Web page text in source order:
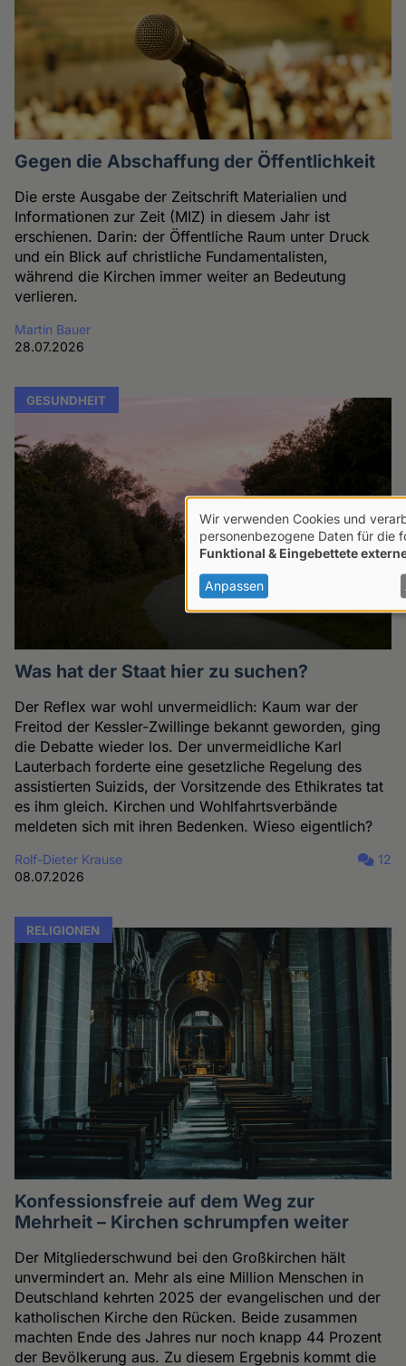
Gegen die Abschaffung der Öffentlichkeit
Die erste Ausgabe der Zeitschrift Materialien und
Informationen zur Zeit (MIZ) in diesem Jahr ist
erschienen. Darin: der Öffentliche Raum unter Druck
und ein Blick auf christliche Fundamentalisten,
während die Kirchen immer weiter an Bedeutung
verlieren.
Martin Bauer
28.07.2026
GESUNDHEIT
Was hat der Staat hier zu suchen?
Der Reflex war wohl unvermeidlich: Kaum war der
Freitod der Kessler-Zwillinge bekannt geworden, ging
die Debatte wieder los. Der unvermeidliche Karl
Lauterbach forderte eine gesetzliche Regelung des
assistierten Suizids, der Vorsitzende des Ethikrates tat
es ihm gleich. Kirchen und Wohlfahrtsverbände
meldeten sich mit ihren Bedenken. Wieso eigentlich?
Rolf-Dieter Krause
08.07.2026
12
RELIGIONEN
Konfessionsfreie auf dem Weg zur
Mehrheit – Kirchen schrumpfen weiter
Der Mitgliederschwund bei den Großkirchen hält
unvermindert an. Mehr als eine Million Menschen in
Deutschland kehrten 2025 der evangelischen und der
katholischen Kirche den Rücken. Beide zusammen
machten Ende des Jahres nur noch knapp 44 Prozent
der Bevölkerung aus. Zu diesem Ergebnis kommt die
Verwendung
von
personenbezogenen
Daten
Cookies
Wir verwenden Cookies und
personenbezogene Daten für die
Funktional & Eingebettete
Anpassen